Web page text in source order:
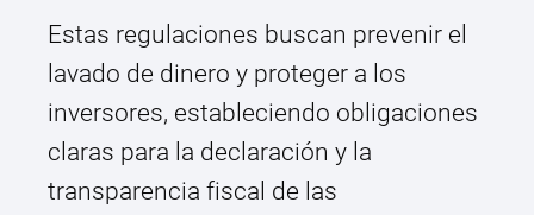
Estas regulaciones buscan prevenir el
lavado de dinero y proteger a los
inversores, estableciendo obligaciones
claras para la declaración y la
transparencia fiscal de las